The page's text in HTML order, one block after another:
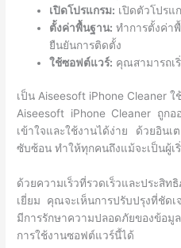
เปิดโปรแกรม: เปิดตัวโปรแ
ตั้งค่าพื้นฐาน: ทำการตั้งค่า
ยืนยันการติดตั้ง
ใช้ซอฟต์แวร์: คุณสามารถเ
เป็น Aiseesoft iPhone Cleaner ใ
Aiseesoft iPhone Cleaner ถูกอ
เข้าใจและใช้งานได้ง่าย ด้วยอินเ
ซับซ้อน ทำให้ทุกคนถึงแม้จะเป็นผู้เ
ด้วยความเร็วที่รวดเร็วและประสิ
เยี่ยม คุณจะเห็นการปรับปรุงที่ชัด
มีการรักษาความปลอดภัยของข้อมู
การใช้งานซอฟต์แวร์นี้ได้